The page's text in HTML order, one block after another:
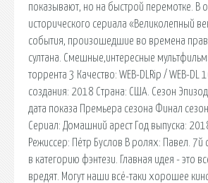
показывают, но на быстрой перемотке. В
исторического сериала «Великолепный
события, произошедшие во времена
султана. Смешные,интересные
торрента 3 Качество: WEB-DLRip / WEB-DL
создания: 2018 Страна: США. Сезон
дата показа Премьера сезона Финал
Сериал: Домашний арест Год выпуска:
Режиссер: Пётр Буслов В ролях: Павел. 7й
в категорию фэнтези. Главная идея - это
вредят. Могут наши всё-таки хорошее